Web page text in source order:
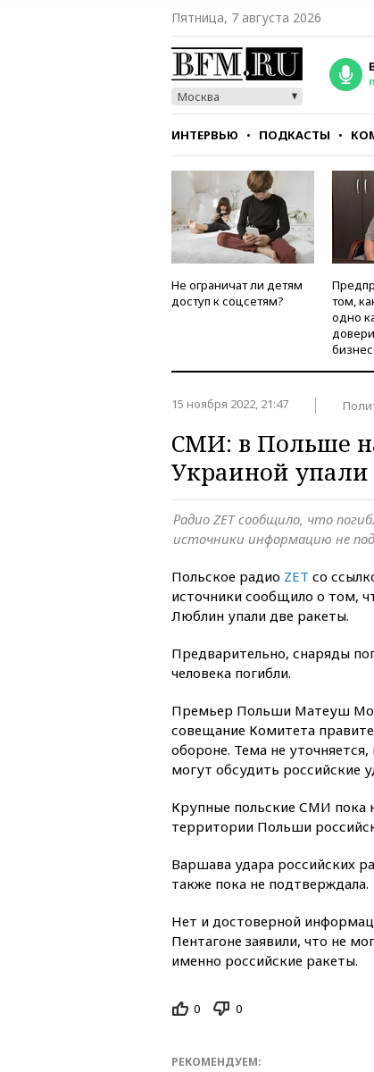
Пятница, 7 августа 2026
Москва
ИНТЕРВЬЮ ПОДКАСТЫ
СТИЛЬ ТЕСТЫ
Не ограничат ли детям
доступ к соцсетям?
том,
одно
15 ноября 2022, 21:47
СМИ: в Польше
Украиной упали
Радио ZET сообщило, что
источники информацию не
Польское радио ZET со
источники сообщило о том,
Люблин упали две ракеты.
Предварительно, снаряды
человека погибли.
Премьер Польши Матеуш
совещание Комитета
обороне. Тема не
могут обсудить российские
Крупные польские СМИ пока
территории Польши
Варшава удара российских
также пока не подтверждала.
Нет и достоверной
Пентагоне заявили, что не
именно российские ракеты.
0 0
РЕКОМЕНДУЕМ: